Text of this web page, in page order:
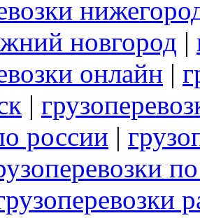
новгород |
онлайн |
|
россии |